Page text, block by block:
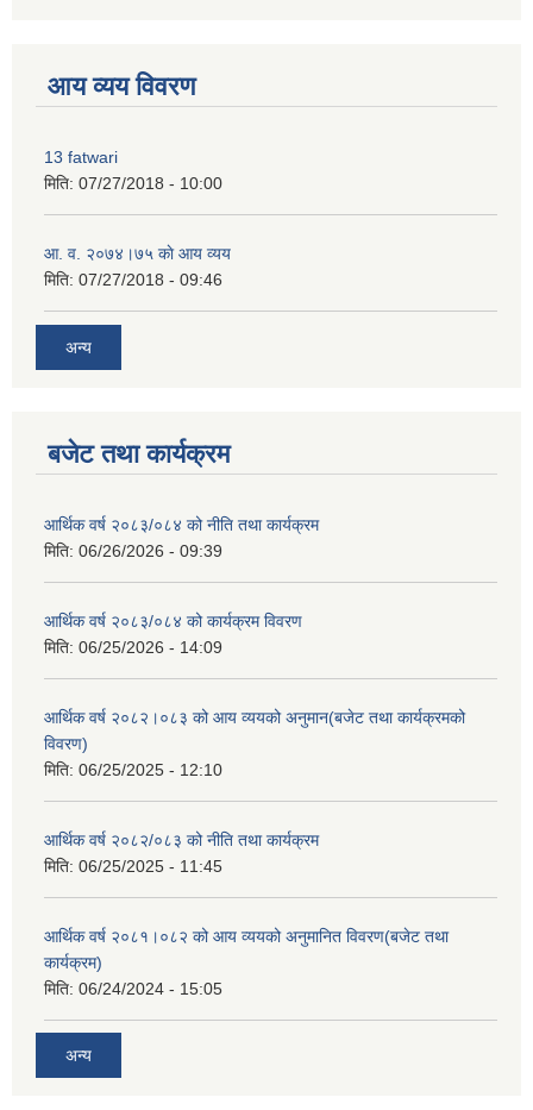
आय व्यय विवरण
13 fatwari
मिति: 07/27/2018 - 10:00
आ‍. व. २०७४।७५ काे आय व्यय
मिति: 07/27/2018 - 09:46
अन्य
बजेट तथा कार्यक्रम
आर्थिक वर्ष २०८३/०८४ को नीति तथा कार्यक्रम
मिति: 06/26/2026 - 09:39
आर्थिक वर्ष २०८३/०८४ को कार्यक्रम विवरण
मिति: 06/25/2026 - 14:09
आर्थिक वर्ष २०८२।०८३ को आय व्ययको अनुमान(बजेट तथा कार्यक्रमको
विवरण)
मिति: 06/25/2025 - 12:10
आर्थिक वर्ष २०८२/०८३ को नीति तथा कार्यक्रम
मिति: 06/25/2025 - 11:45
आर्थिक वर्ष २०८१।०८२ को आय व्ययको अनुमानित विवरण(बजेट तथा
कार्यक्रम)
मिति: 06/24/2024 - 15:05
अन्य